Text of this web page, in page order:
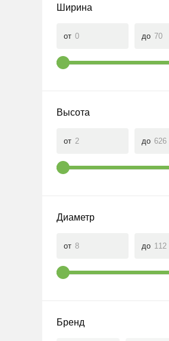
кашпо
ПЕРЕЙТИ
Подвесные
Круглые
Ширина
от до
Высота
от до
Диаметр
от до
Бренд